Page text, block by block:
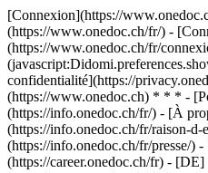
[Connexion](https://
(https://www.onedoc.ch/fr/) -
(https://www.onedoc.ch/fr/
confidentialité](https://
(https://www.onedoc.ch) * * * -
(https://info.onedoc.ch/fr/) - [À
(https://info.onedoc.ch/fr/raison-d-
(https://info.onedoc.ch/fr/presse/) -
(https://career.onedoc.ch/fr) - [DE]